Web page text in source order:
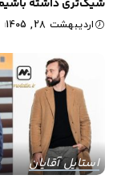
شیک‌تری داشته
اردیبهشت 28, 1405
استایل آقایان